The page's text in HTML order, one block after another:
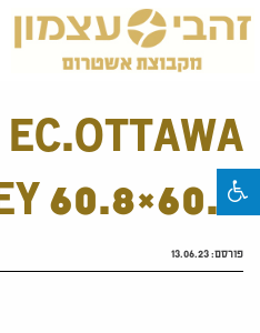
60.8×60.8
פורסם:13.06.23